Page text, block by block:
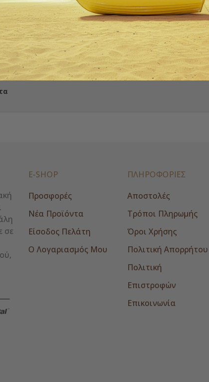
Περιγραφή λεπτομέρειες
σε
E-SHOP
Προσφορές
Νέα Προϊόντα
Είσοδος Πελάτη
Ο Λογαριασμός Μου
ΠΛΗΡΟΦΟΡΙΕΣ
Αποστολές
Τρόποι Πληρωμής
Όροι Χρήσης
Πολιτική Απορρήτου
Πολιτική
Επιστροφών
Επικοινωνία